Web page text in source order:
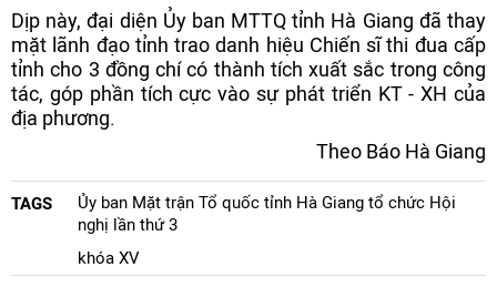
Dịp này, đại diện Ủy ban MTTQ tỉnh Hà Giang đã thay
mặt lãnh đạo tỉnh trao danh hiệu Chiến sĩ thi đua cấp
tỉnh cho 3 đồng chí có thành tích xuất sắc trong công
tác, góp phần tích cực vào sự phát triển KT - XH của
địa phương.
Theo Báo Hà Giang
TAGS
Ủy ban Mặt trận Tổ quốc tỉnh Hà Giang tổ chức Hội
nghị lần thứ 3
khóa XV